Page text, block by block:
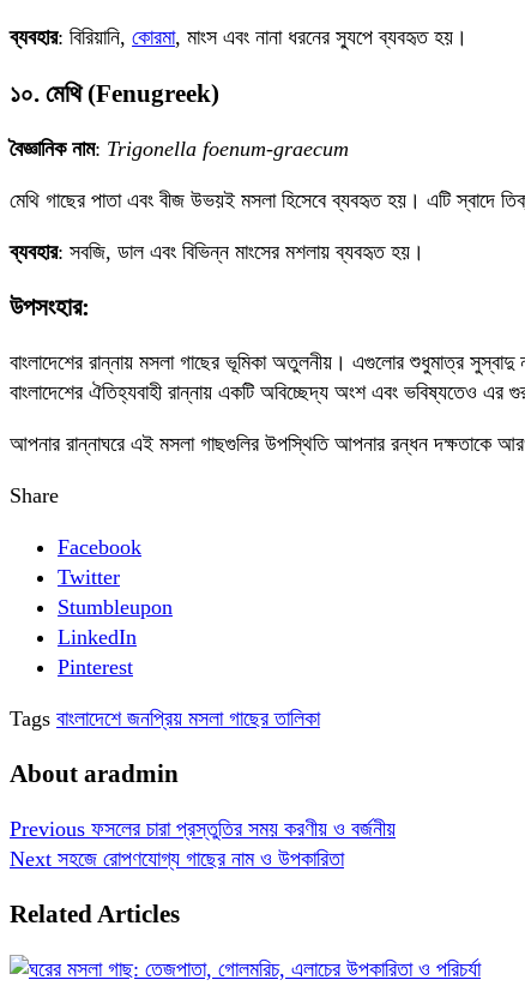
ব্যবহার: বিরিয়ানি, কোরমা, মাংস এবং নানা ধরনের স্যুপে ব্যবহৃত হয়।
১০. মেথি (Fenugreek)
বৈজ্ঞানিক নাম: Trigonella foenum-graecum
মেথি গাছের পাতা এবং বীজ উভয়ই মসলা হিসেবে ব্যবহৃত হয়। এটি স্বাদে
ব্যবহার: সবজি, ডাল এবং বিভিন্ন মাংসের মশলায় ব্যবহৃত হয়।
উপসংহার:
বাংলাদেশের রান্নায় মসলা গাছের ভূমিকা অতুলনীয়। এগুলোর শুধুমাত্র
বাংলাদেশের ঐতিহ্যবাহী রান্নায় একটি অবিচ্ছেদ্য অংশ এবং ভবিষ্যতেও এর
আপনার রান্নাঘরে এই মসলা গাছগুলির উপস্থিতি আপনার রন্ধন দক্ষতাকে
Share
Facebook
Twitter
Stumbleupon
LinkedIn
Pinterest
Tags বাংলাদেশে জনপ্রিয় মসলা গাছের তালিকা
About aradmin
Previous ফসলের চারা প্রস্তুতির সময় করণীয় ও বর্জনীয়
Next সহজে রোপণযোগ্য গাছের নাম ও উপকারিতা
Related Articles